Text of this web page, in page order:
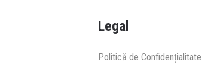
Legal
Politică de Confidențialitate